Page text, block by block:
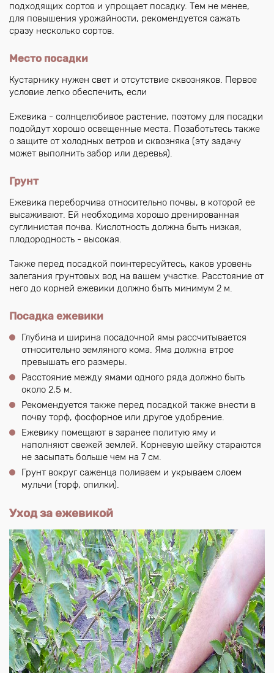
подходящих сортов и упрощает посадку. Тем не менее,
для повышения урожайности, рекомендуется сажать
сразу несколько сортов.
Место посадки
Кустарнику нужен свет и отсутствие сквозняков. Первое
условие легко обеспечить, если
Ежевика - солнцелюбивое растение, поэтому для посадки
подойдут хорошо освещенные места. Позаботьтесь также
о защите от холодных ветров и сквозняка (эту задачу
может выполнить забор или деревья).
Грунт
Ежевика переборчива относительно почвы, в которой ее
высаживают. Ей необходима хорошо дренированная
суглинистая почва. Кислотность должна быть низкая,
плодородность - высокая.
Также перед посадкой поинтересуйтесь, каков уровень
залегания грунтовых вод на вашем участке. Расстояние от
него до корней ежевики должно быть минимум 2 м.
Посадка ежевики
Глубина и ширина посадочной ямы рассчитывается
относительно земляного кома. Яма должна втрое
превышать его размеры.
Расстояние между ямами одного ряда должно быть
около 2,5 м.
Рекомендуется также перед посадкой также внести в
почву торф, фосфорное или другое удобрение.
Ежевику помещают в заранее политую яму и
наполняют свежей землей. Корневую шейку стараются
не засыпать больше чем на 7 см.
Грунт вокруг саженца поливаем и укрываем слоем
мульчи (торф, опилки).
Уход за ежевикой